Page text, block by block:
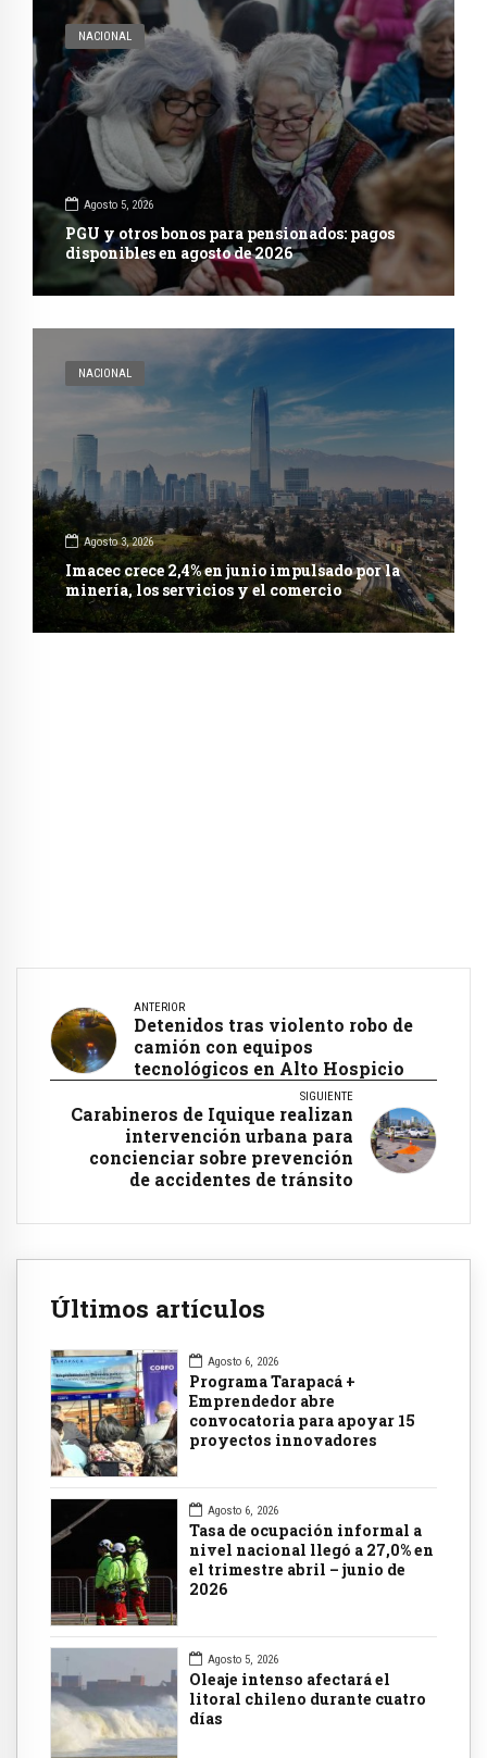
NACIONAL
Agosto 5, 2026
PGU y otros bonos para pensionados: pagos
disponibles en agosto de 2026
NACIONAL
Agosto 3, 2026
Imacec crece 2,4% en junio impulsado por la
minería, los servicios y el comercio
ANTERIOR
Detenidos tras violento robo de
camión con equipos
tecnológicos en Alto Hospicio
SIGUIENTE
Carabineros de Iquique realizan
intervención urbana para
concienciar sobre prevención
de accidentes de tránsito
Últimos artículos
Agosto 6, 2026
Programa Tarapacá +
Emprendedor abre
convocatoria para apoyar 15
proyectos innovadores
Agosto 6, 2026
Tasa de ocupación informal a
nivel nacional llegó a 27,0% en
el trimestre abril – junio de
2026
Agosto 5, 2026
Oleaje intenso afectará el
litoral chileno durante cuatro
días